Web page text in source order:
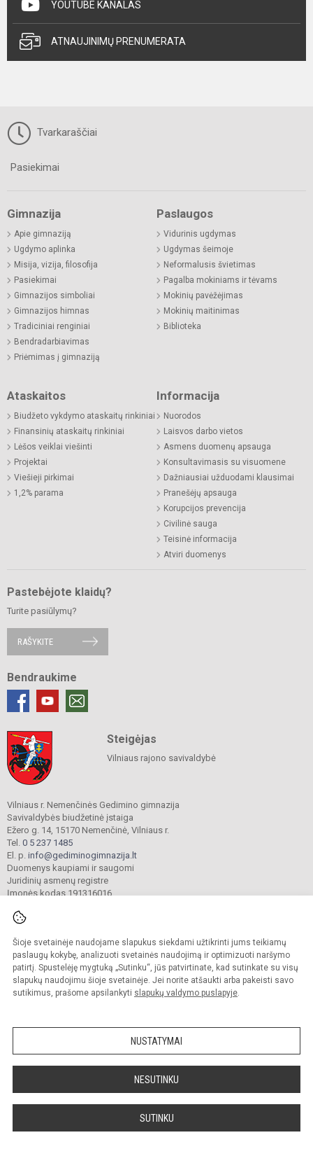
Šioje svetainėje naudojame slapukus siekdami užtikrinti jums teikiamų
paslaugų kokybę, analizuoti svetainės naudojimą ir optimizuoti naršymo
patirtį. Spustelėję mygtuką „Sutinku“, jūs patvirtinate, kad sutinkate su visų
slapukų naudojimu šioje svetainėje. Jei norite atšaukti arba pakeisti savo
sutikimus, prašome apsilankyti slapukų valdymo puslapyje.
NUSTATYMAI
NESUTINKU
SUTINKU
YOUTUBE KANALAS
ATNAUJINIMŲ PRENUMERATA
Tvarkaraščiai
Pasiekimai
Gimnazija
Apie gimnaziją
Ugdymo aplinka
Misija, vizija, filosofija
Pasiekimai
Gimnazijos simboliai
Gimnazijos himnas
Tradiciniai renginiai
Bendradarbiavimas
Priėmimas į gimnaziją
Paslaugos
Vidurinis ugdymas
Ugdymas šeimoje
Neformalusis švietimas
Pagalba mokiniams ir tėvams
Mokinių pavėžėjimas
Mokinių maitinimas
Biblioteka
Ataskaitos
Biudžeto vykdymo ataskaitų rinkiniai
Finansinių ataskaitų rinkiniai
Lėšos veiklai viešinti
Projektai
Viešieji pirkimai
1,2% parama
Informacija
Nuorodos
Laisvos darbo vietos
Asmens duomenų apsauga
Konsultavimasis su visuomene
Dažniausiai užduodami klausimai
Pranešėjų apsauga
Korupcijos prevencija
Civilinė sauga
Teisinė informacija
Atviri duomenys
Pastebėjote klaidų?
Turite pasiūlymų?
RAŠYKITE
Bendraukime
Steigėjas
Vilniaus rajono savivaldybė
Vilniaus r. Nemenčinės Gedimino gimnazija
Savivaldybės biudžetinė įstaiga
Ežero g. 14, 15170 Nemenčinė, Vilniaus r.
Tel. 0 5 237 1485
El. p. info@gediminogimnazija.lt
Duomenys kaupiami ir saugomi
Juridinių asmenų registre
Įmonės kodas 191316016
© 2025. Vilniaus r. Nemenčinės Gedimino gimnazija. Visos teisės saugomos.
Kopijuoti turinį be raštiško įstaigos administracijos sutikimo griežtai draudžiama.
Versija neįgaliesiems Slapukų valdymas
Sumanus būdas atnaujinti